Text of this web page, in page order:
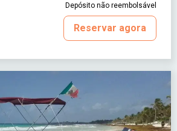
Depósito não reembolsável
Reservar agora